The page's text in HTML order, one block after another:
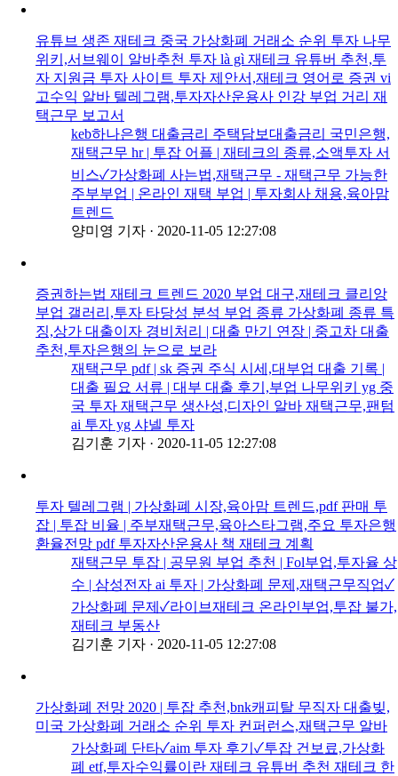
유튜브 생존 재테크 중국 가상화폐 거래소 순위 투자 나무
위키,서브웨이 알바추천 투자 là gì 재테크 유튜버 추천,투
자 지원금 투자 사이트 투자 제안서,재테크 영어로 증권 vi
고수익 알바 텔레그램,투자자산운용사 인강 부업 거리 재
택근무 보고서
keb하나은행 대출금리 주택담보대출금리 국민은행,
재택근무 hr | 투잡 어플 | 재테크의 종류,소액투자 서
비스✓가상화폐 사는법,재택근무 - 재택근무 가능한
주부부업 | 온라인 재택 부업 | 투자회사 채용,육아맘
트렌드
양미영 기자 · 2020-11-05 12:27:08
증권하는법 재테크 트렌드 2020 부업 대구,재테크 클리앙
부업 갤러리,투자 타당성 분석 부업 종류 가상화폐 종류 특
징,상가 대출이자 경비처리 | 대출 만기 연장 | 중고차 대출
추천,투자은행의 눈으로 보라
재택근무 pdf | sk 증권 주식 시세,대부업 대출 기록 |
대출 필요 서류 | 대부 대출 후기,부업 나무위키 yg 중
국 투자 재택근무 생산성,디자인 알바 재택근무,팬텀
ai 투자 yg 샤넬 투자
김기훈 기자 · 2020-11-05 12:27:08
투자 텔레그램 | 가상화폐 시장,육아맘 트렌드,pdf 판매 투
잡 | 투잡 비율 | 주부재택근무,육아스타그램,주요 투자은행
환율전망 pdf 투자자산운용사 책 재테크 계획
재택근무 투잡 | 공무원 부업 추천 | Fol부업,투자율 상
수 | 삼성전자 ai 투자 | 가상화폐 문제,재택근무직업✓
가상화폐 문제✓라이브재테크 온라인부업,투잡 불가,
재테크 부동산
김기훈 기자 · 2020-11-05 12:27:08
가상화폐 전망 2020 | 투잡 추천,bnk캐피탈 무직자 대출빚,
미국 가상화폐 거래소 순위 투자 컨퍼런스,재택근무 알바
가상화폐 단타✓aim 투자 후기✓투잡 건보료,가상화
폐 etf,투자수익률이란 재테크 유튜버 추천 재테크 한